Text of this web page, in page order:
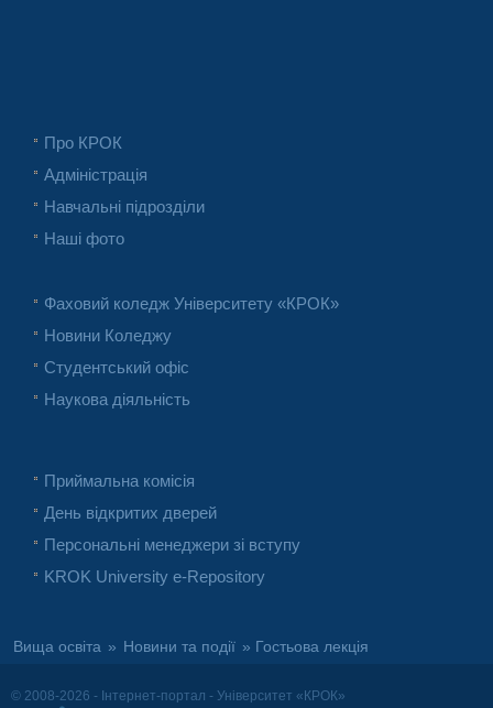
Про КРОК
Адміністрація
Навчальні підрозділи
Наші фото
Фаховий коледж Університету «КРОК»
Новини Коледжу
Студентський офіс
Наукова діяльність
Приймальна комісія
День відкритих дверей
Персональні менеджери зі вступу
KROK University e-Repository
Вища освіта » Новини та події » Гостьова лекція
© 2008-2026 - Інтернет-портал - Університет «КРОК»